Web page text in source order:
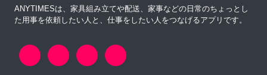
ANYTIMESは、家具組み立てや配送、家事などの日常のちょっとし
た用事を依頼したい人と、仕事をしたい人をつなげるアプリです。